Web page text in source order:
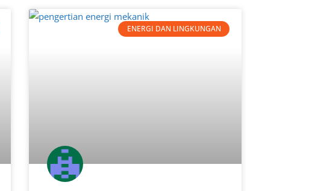
ENERGI DAN LINGKUNGAN